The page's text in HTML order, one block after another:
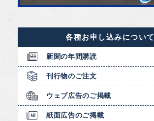
各種お申し込みについて
新聞の年間購読
刊行物のご注文
ウェブ広告のご掲載
紙面広告のご掲載